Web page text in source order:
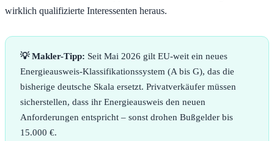
wirklich qualifizierte Interessenten heraus.
💡 Makler-Tipp: Seit Mai 2026 gilt EU-weit ein neues
Energieausweis-Klassifikationssystem (A bis G), das die
bisherige deutsche Skala ersetzt. Privatverkäufer müssen
sicherstellen, dass ihr Energieausweis den neuen
Anforderungen entspricht – sonst drohen Bußgelder bis
15.000 €.